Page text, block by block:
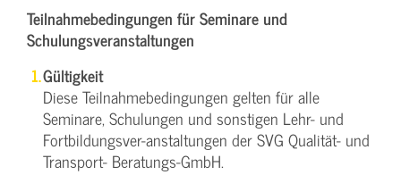
Teilnahmebedingungen für Seminare und
Schulungsveranstaltungen
Gültigkeit
Diese Teilnahmebedingungen gelten für alle
Seminare, Schulungen und sonstigen Lehr- und
Fortbildungsver-anstaltungen der SVG Qualität- und
Transport- Beratungs-GmbH.